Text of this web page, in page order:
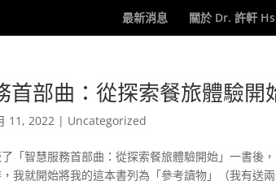
最新消息 關於 Dr. 許軒
首部曲：從探索餐旅體驗
11, 2022 | Uncategorized
「智慧服務首部曲：從探索餐旅體驗開始」一書後
我就開始將我的這本書列為「參考讀物」（我有送